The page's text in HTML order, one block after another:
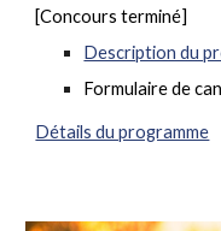
[Concours terminé]
Description du
Formulairede
Détails du programme